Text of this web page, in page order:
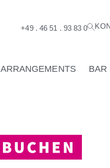
+49 . 46 51 . 93 83 0
ARRANGEMENTS BAR